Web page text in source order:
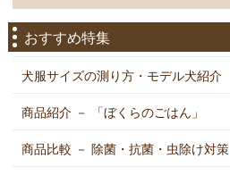
おすすめ特集
犬服サイズの測り方・モデル犬紹介
商品紹介 － 「ぼくらのごはん」
商品比較 － 除菌・抗菌・虫除け対策